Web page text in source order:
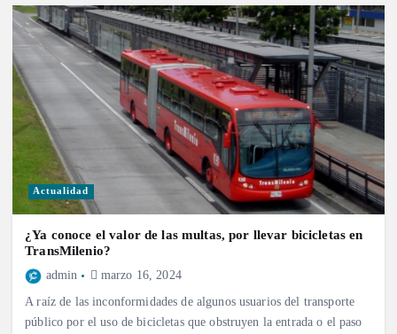
Actualidad
¿Ya conoce el valor de las multas, por llevar bicicletas en
TransMilenio?
admin marzo 16, 2024
A raíz de las inconformidades de algunos usuarios del transporte
público por el uso de bicicletas que obstruyen la entrada o el paso